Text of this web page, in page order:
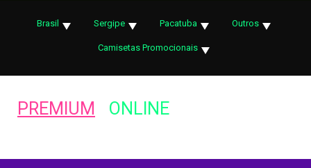
Brasil Sergipe Pacatuba Outros
Camisetas Promocionais
PREMIUM ONLINE